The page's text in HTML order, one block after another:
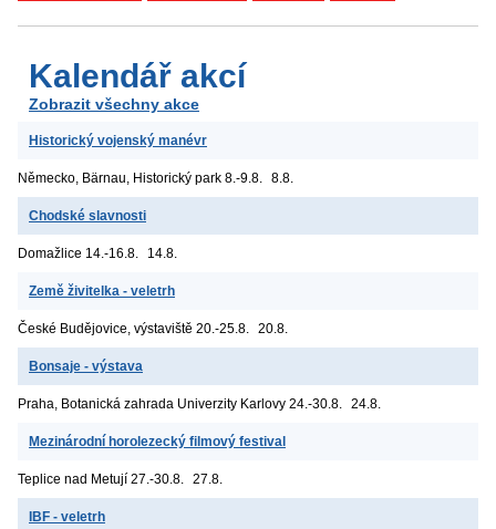
Kalendář akcí
Zobrazit všechny akce
Historický vojenský manévr
Německo, Bärnau, Historický park 8.-9.8. 8.8.
Chodské slavnosti
Domažlice 14.-16.8. 14.8.
Země živitelka - veletrh
České Budějovice, výstaviště 20.-25.8. 20.8.
Bonsaje - výstava
Praha, Botanická zahrada Univerzity Karlovy 24.-30.8. 24.8.
Mezinárodní horolezecký filmový festival
Teplice nad Metují 27.-30.8. 27.8.
IBF - veletrh